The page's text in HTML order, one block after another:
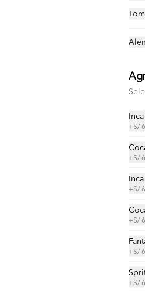
compras y canjealos por productos y
Tortilla, frijol
ensaladas,
Taco de
Tortilla, frijol,
+S/
+S/
+S/
+S/
+S/
+S/